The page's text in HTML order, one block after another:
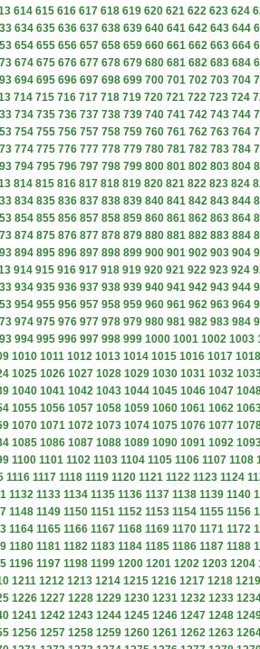
614 615 616 617 618 619 620 621 622 623 624
634 635 636 637 638 639 640 641 642 643 644
654 655 656 657 658 659 660 661 662 663 664
674 675 676 677 678 679 680 681 682 683 684
694 695 696 697 698 699 700 701 702 703 704
714 715 716 717 718 719 720 721 722 723 724
734 735 736 737 738 739 740 741 742 743 744
754 755 756 757 758 759 760 761 762 763 764
774 775 776 777 778 779 780 781 782 783 784
794 795 796 797 798 799 800 801 802 803 804
814 815 816 817 818 819 820 821 822 823 824
834 835 836 837 838 839 840 841 842 843 844
854 855 856 857 858 859 860 861 862 863 864
874 875 876 877 878 879 880 881 882 883 884
894 895 896 897 898 899 900 901 902 903 904
914 915 916 917 918 919 920 921 922 923 924
934 935 936 937 938 939 940 941 942 943 944
954 955 956 957 958 959 960 961 962 963 964
974 975 976 977 978 979 980 981 982 983 984
994 995 996 997 998 999 1000 1001 1002 1003
1010 1011 1012 1013 1014 1015 1016 1017 1018
1025 1026 1027 1028 1029 1030 1031 1032
1040 1041 1042 1043 1044 1045 1046 1047
1055 1056 1057 1058 1059 1060 1061 1062
1070 1071 1072 1073 1074 1075 1076 1077
1085 1086 1087 1088 1089 1090 1091 1092
1100 1101 1102 1103 1104 1105 1106 1107 1108
1116 1117 1118 1119 1120 1121 1122 1123 1124
1132 1133 1134 1135 1136 1137 1138 1139 1140
1148 1149 1150 1151 1152 1153 1154 1155 1156
1164 1165 1166 1167 1168 1169 1170 1171 1172
1180 1181 1182 1183 1184 1185 1186 1187 1188
1196 1197 1198 1199 1200 1201 1202 1203 1204
1211 1212 1213 1214 1215 1216 1217 1218 1219
1226 1227 1228 1229 1230 1231 1232 1233
1241 1242 1243 1244 1245 1246 1247 1248
1256 1257 1258 1259 1260 1261 1262 1263